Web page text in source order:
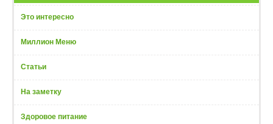
Это интересно
Миллион Меню
Статьи
На заметку
Здоровое питание